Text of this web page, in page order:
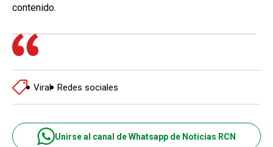
contenido.
Viral Redes sociales
Unirse al canal de Whatsapp de Noticias RCN